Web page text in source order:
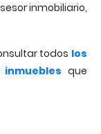
inmobiliario,
todos los
que